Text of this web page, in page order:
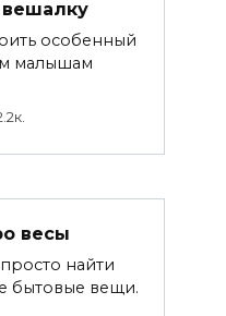
вешалку
особенный
малышам
весы
найти
бытовые вещи.